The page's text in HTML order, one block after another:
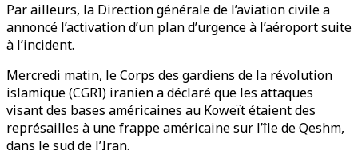
Par ailleurs, la Direction générale de l’aviation civile a
annoncé l’activation d’un plan d’urgence à l’aéroport suite
à l’incident.
Mercredi matin, le Corps des gardiens de la révolution
islamique (CGRI) iranien a déclaré que les attaques
visant des bases américaines au Koweït étaient des
représailles à une frappe américaine sur l’île de Qeshm,
dans le sud de l’Iran.